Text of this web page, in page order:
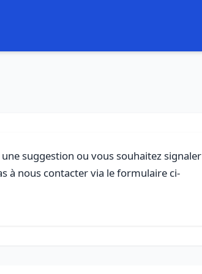
suggestion ou vous souhaitez signaler
à nous contacter via le formulaire ci-